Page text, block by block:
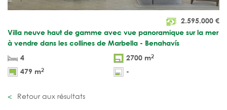
2.595.000 €
Villa neuve haut de gamme avec vue panoramique sur la mer
à vendre dans les collines de Marbella - Benahavís
4
2700 m2
479 m2 -
Retour aux résultats